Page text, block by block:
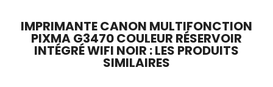
IMPRIMANTE CANON MULTIFONCTION
PIXMA G3470 COULEUR RÉSERVOIR
INTÉGRÉ WIFI NOIR : LES PRODUITS
SIMILAIRES